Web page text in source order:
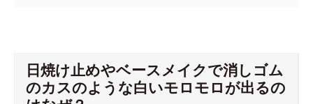
日焼け止めやベースメイクで消しゴム
のカスのような白いモロモロが出るの